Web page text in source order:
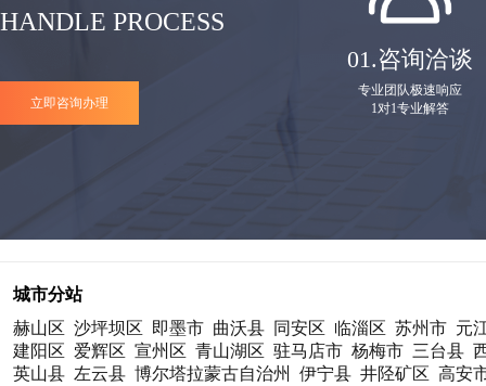
HANDLE PROCESS
立即咨询办理
01.咨询洽谈
专业团队极速响应
1对1专业解答
城市分站
赫山区 沙坪坝区 即墨市 曲沃县 同安区 临淄区 苏州市 元
建阳区 爱辉区 宣州区 青山湖区 驻马店市 杨梅市 三台县
英山县 左云县 博尔塔拉蒙古自治州 伊宁县 井陉矿区 高安